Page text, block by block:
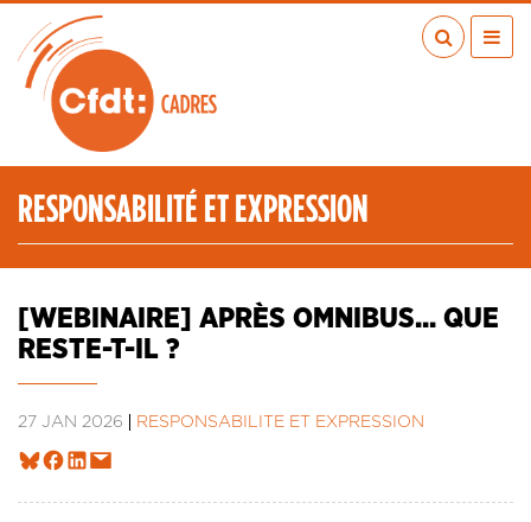
contenu
principal
ACTUALITÉS
PUBLICATIONS
EN RÉGION
QUI SOMMES-NOUS ?
LES TRANSITIONS JUSTES
IA
ESPACE ADHÉRENTS
ADHÉRER
RESPONSABILITÉ ET EXPRESSION
[WEBINAIRE] APRÈS OMNIBUS... QUE
RESTE-T-IL ?
27 JAN 2026 RESPONSABILITÉ ET EXPRESSION